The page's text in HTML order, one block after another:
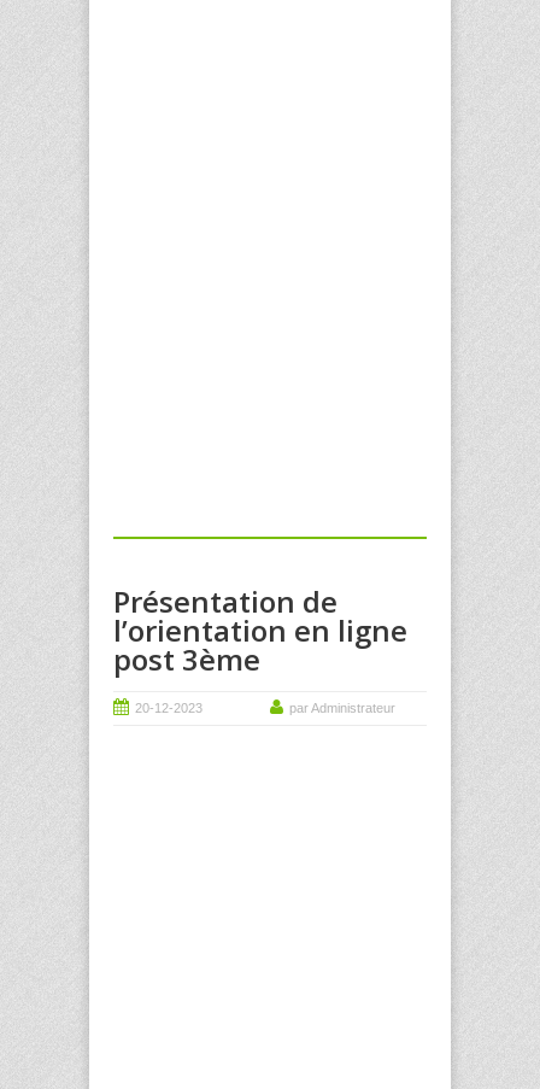
Présentation de
l’orientation en ligne
post 3ème
20-12-2023 par Administrateur